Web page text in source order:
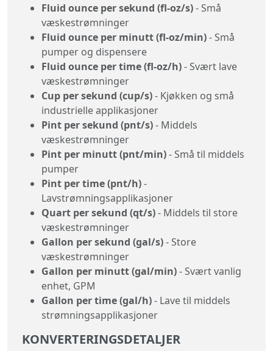
Fluid ounce per sekund (fl-oz/s)- Små
væskestrømninger
Fluid ounce per minutt (fl-oz/min)- Små
pumper og dispensere
Fluid ounce per time (fl-oz/h)- Svært lave
væskestrømninger
Cup per sekund (cup/s)- Kjøkken og små
industrielle applikasjoner
Pint per sekund (pnt/s)- Middels
væskestrømninger
Pint per minutt (pnt/min)- Små til middels
pumper
Pint per time (pnt/h)-
Lavstrømningsapplikasjoner
Quart per sekund (qt/s)- Middels til store
væskestrømninger
Gallon per sekund (gal/s)- Store
væskestrømninger
Gallon per minutt (gal/min)- Svært vanlig
enhet, GPM
Gallon per time (gal/h)- Lave til middels
strømningsapplikasjoner
KONVERTERINGSDETALJER